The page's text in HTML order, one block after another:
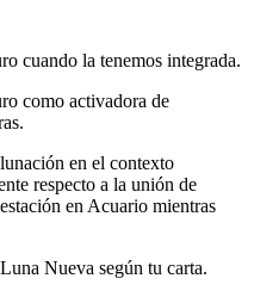
cuando la tenemos integrada.
como activadora de
en el contexto
respecto a la unión de
en Acuario mientras
Nueva según tu carta.